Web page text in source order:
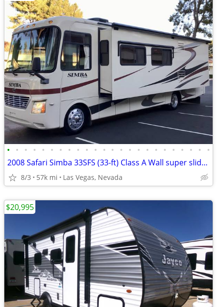
• • • • • • • • • • • • • • • • • • • • • • • •
2008 Safari Simba 33SFS (33-ft) Class A Wall super slide immaculate
8/3 57k mi Las Vegas, Nevada
$20,995